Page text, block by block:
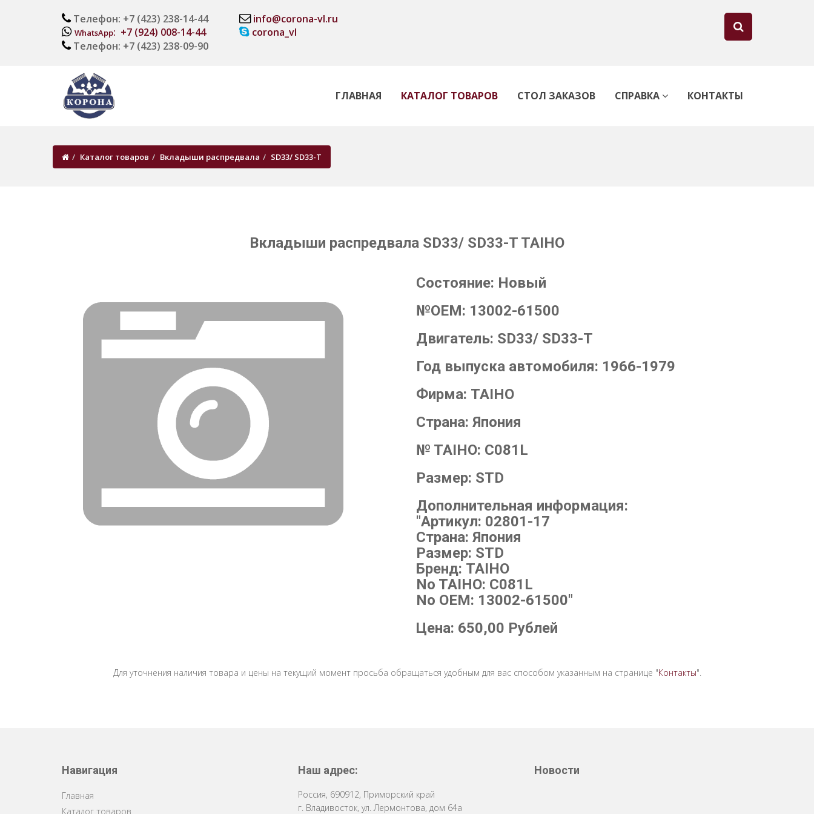
Телефон: +7 (423) 238-14-44
WhatsApp: +7 (924) 008-14-44
Телефон: +7 (423) 238-09-90
info@corona-vl.ru
corona_vl
ГЛАВНАЯ КАТАЛОГ ТОВАРОВ СТОЛ ЗАКАЗОВ СПРАВКА КОНТАКТЫ
Каталог товаров Вкладыши распредвала SD33/ SD33-T
Вкладыши распредвала SD33/ SD33-T TAIHO
Состояние: Новый
№OEM: 13002-61500
Двигатель: SD33/ SD33-T
Год выпуска автомобиля: 1966-1979
Фирма: TAIHO
Страна: Япония
№ TAIHO: C081L
Размер: STD
Дополнительная информация:
"Артикул: 02801-17
Страна: Япония
Размер: STD
Бренд: TAIHO
No TAIHO: C081L
No OEM: 13002-61500"
Цена: 650,00 Рублей
Для уточнения наличия товара и цены на текущий момент просьба обращаться удобным для вас способом указанным на странице "Контакты".
Навигация
Главная
Каталог товаров
Наш адрес:
Россия, 690912, Приморский край
г. Владивосток, ул. Лермонтова, дом 64a
Новости